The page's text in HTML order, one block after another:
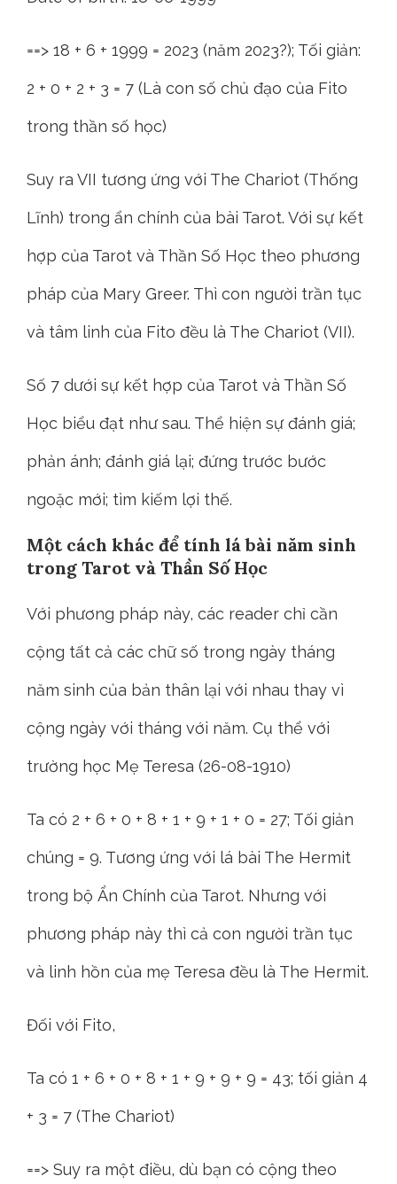
==> 18 + 6 + 1999 = 2023 (năm 2023?); Tối giản:
2 + 0 + 2 + 3 = 7 (Là con số chủ đạo của Fito
trong thần số học)
Suy ra VII tương ứng với The Chariot (Thống
Lĩnh) trong ẩn chính của bài Tarot. Với sự kết
hợp của Tarot và Thần Số Học theo phương
pháp của Mary Greer. Thì con người trần tục
và tâm linh của Fito đều là The Chariot (VII).
Số 7 dưới sự kết hợp của Tarot và Thần Số
Học biểu đạt như sau. Thể hiện sự đánh giá;
phản ánh; đánh giá lại; đứng trước bước
ngoặc mới; tìm kiếm lợi thế.
Một cách khác để tính lá bài năm sinh
trong Tarot và Thần Số Học
Với phương pháp này, các reader chỉ cần
cộng tất cả các chữ số trong ngày tháng
năm sinh của bản thân lại với nhau thay vì
cộng ngày với tháng với năm. Cụ thể với
trường học Mẹ Teresa (26-08-1910)
Ta có 2 + 6 + 0 + 8 + 1 + 9 + 1 + 0 = 27; Tối giản
chúng = 9. Tương ứng với lá bài The Hermit
trong bộ Ẩn Chính của Tarot. Nhưng với
phương pháp này thì cả con người trần tục
và linh hồn của mẹ Teresa đều là The Hermit.
Đối với Fito,
Ta có 1 + 6 + 0 + 8 + 1 + 9 + 9 + 9 = 43; tối giản 4
+ 3 = 7 (The Chariot)
==> Suy ra một điều, dù bạn có cộng theo